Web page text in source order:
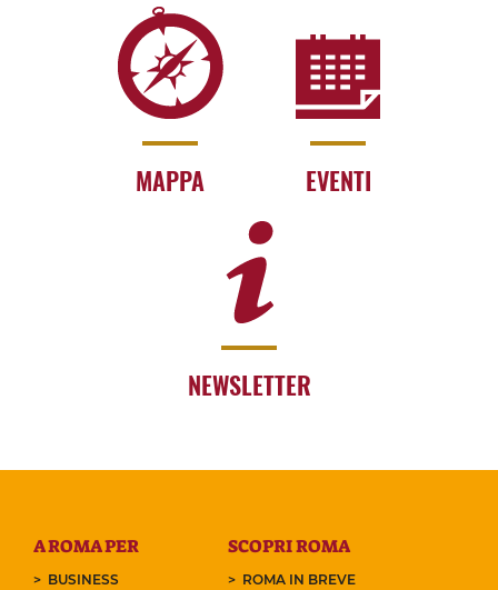
MAPPA EVENTI
NEWSLETTER
A ROMA PER
BUSINESS
SCOPRI ROMA
ROMA IN BREVE